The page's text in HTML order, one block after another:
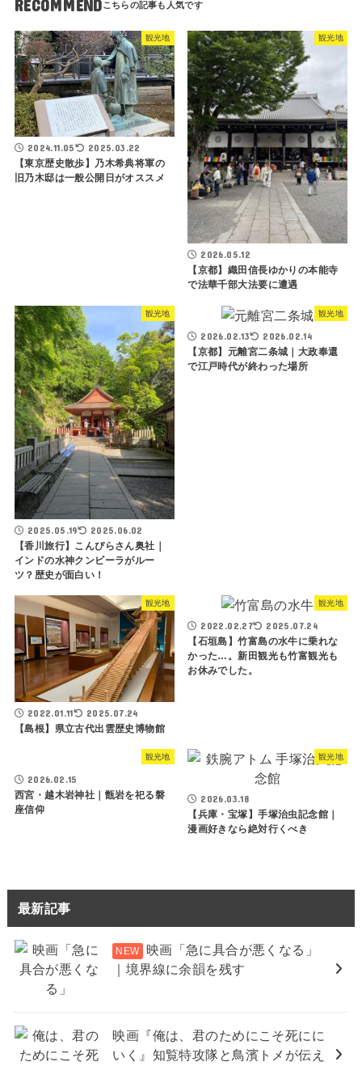
RECOMMEND
観光地
2024.11.05 2025.03.22
【東京歴史散歩】乃木希典将軍の
旧乃木邸は一般公開日がオススメ
観光地
2026.05.12
【京都】織田信長ゆかりの本能寺
で法華千部大法要に遭遇
観光地
2025.05.19 2025.06.02
【香川旅行】こんぴらさん奥社｜
インドの水神クンビーラがルー
ツ？歴史が面白い！
観光地
2026.02.13 2026.02.14
【京都】元離宮二条城｜大政奉還
で江戸時代が終わった場所
観光地
2022.01.11 2025.07.24
【島根】県立古代出雲歴史博物館
観光地
2022.02.27 2025.07.24
【石垣島】竹富島の水牛に乗れな
かった…。新田観光も竹富観光も
お休みでした。
観光地
2026.02.15
西宮・越木岩神社｜甑岩を祀る磐
座信仰
観光地
2026.03.18
【兵庫・宝塚】手塚治虫記念館｜
漫画好きなら絶対行くべき
最新記事
映画「急に具合が悪くなる」
｜境界線に余韻を残す
映画『俺は、君のためにこそ死にに
いく』知覧特攻隊と鳥濱トメが伝え